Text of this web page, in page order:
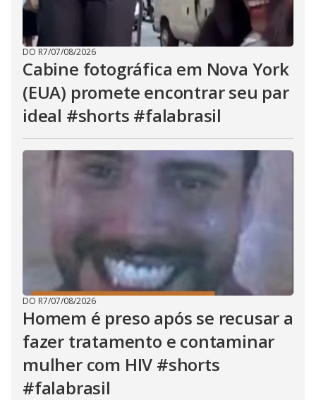
DO R7/07/08/2026
Cabine fotográfica em Nova York
(EUA) promete encontrar seu par
ideal #shorts #falabrasil
DO R7/07/08/2026
Homem é preso após se recusar a
fazer tratamento e contaminar
mulher com HIV #shorts
#falabrasil